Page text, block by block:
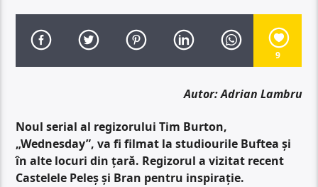
9
Autor: Adrian Lambru
Noul serial al regizorului Tim Burton,
„Wednesday”, va fi filmat la studiourile Buftea şi
în alte locuri din ţară. Regizorul a vizitat recent
Castelele Peleș și Bran pentru inspirație.